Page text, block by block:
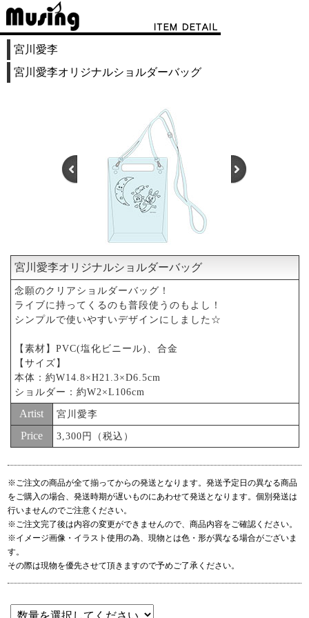
宮川愛李
宮川愛李オリジナルショルダーバッグ
宮川愛李オリジナルショルダーバッグ
念願のクリアショルダーバッグ！
ライブに持ってくるのも普段使うのもよし！
シンプルで使いやすいデザインにしました☆
【素材】PVC(塩化ビニール)、合金
【サイズ】
本体：約W14.8×H21.3×D6.5cm
ショルダー：約W2×L106cm
Artist 宮川愛李
Price 3,300円（税込）
※ご注文の商品が全て揃ってからの発送となります。発送予定日の異なる商品
をご購入の場合、発送時期が遅いものにあわせて発送となります。個別発送は
行いませんのでご注意ください。
※ご注文完了後は内容の変更ができませんので、商品内容をご確認ください。
※イメージ画像・イラスト使用の為、現物とは色・形が異なる場合がございま
す。
その際は現物を優先させて頂きますので予めご了承ください。